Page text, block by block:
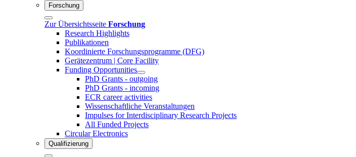
Forschung
Zur Übersichtsseite Forschung
Research Highlights
Publikationen
Koordinierte Forschungsprogramme (DFG)
Gerätezentrum | Core Facility
Funding Opportunities
PhD Grants - outgoing
PhD Grants - incoming
ECR career activities
Wissenschaftliche Veranstaltungen
Impulses for Interdisciplinary Research Projects
All Funded Projects
Circular Electronics
Qualifizierung